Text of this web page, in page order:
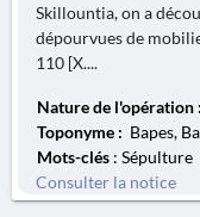
Skillountia, on a
dépourvues de
110 [X....
Nature de l'opération :
Toponyme : Bapes,
Mots-clés : Sépulture
Consulter la notice